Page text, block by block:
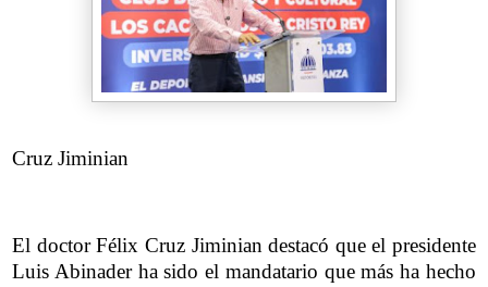
Cruz Jiminian
El doctor Félix Cruz Jiminian destacó que el presidente
Luis Abinader ha sido el mandatario que más ha hecho